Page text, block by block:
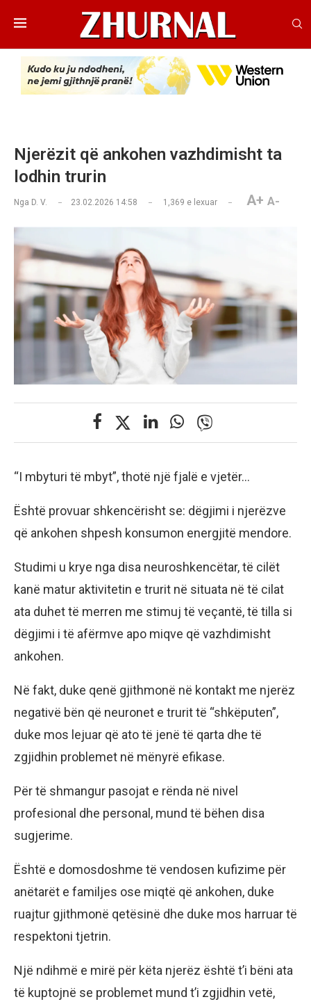
Njerëzit që ankohen vazhdimisht ta
lodhin trurin
Nga D. V. 23.02.2026 14:58 1,369 e lexuar A+ A-
“I mbyturi të mbyt”, thotë një fjalë e vjetër…
Është provuar shkencërisht se: dëgjimi i njerëzve
që ankohen shpesh konsumon energjitë mendore.
Studimi u krye nga disa neuroshkencëtar, të cilët
kanë matur aktivitetin e trurit në situata në të cilat
ata duhet të merren me stimuj të veçantë, të tilla si
dëgjimi i të afërmve apo miqve që vazhdimisht
ankohen.
Në fakt, duke qenë gjithmonë në kontakt me njerëz
negativë bën që neuronet e trurit të “shkëputen”,
duke mos lejuar që ato të jenë të qarta dhe të
zgjidhin problemet në mënyrë efikase.
Për të shmangur pasojat e rënda në nivel
profesional dhe personal, mund të bëhen disa
sugjerime.
Është e domosdoshme të vendosen kufizime për
anëtarët e familjes ose miqtë që ankohen, duke
ruajtur gjithmonë qetësinë dhe duke mos harruar të
respektoni tjetrin.
Një ndihmë e mirë për këta njerëz është t’i bëni ata
të kuptojnë se problemet mund t’i zgjidhin vetë,